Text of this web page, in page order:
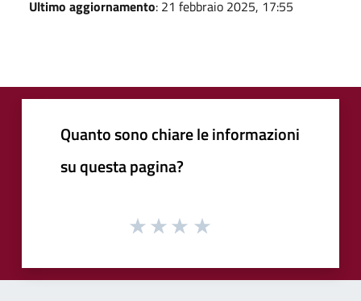
Ultimo aggiornamento: 21 febbraio 2025, 17:55
Quanto sono chiare le informazioni
su questa pagina?